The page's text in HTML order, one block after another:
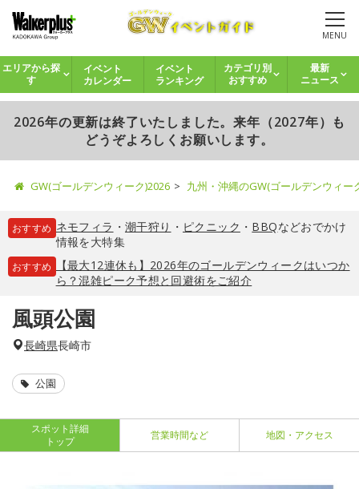
MENU
エリアから探
す
イベント
カレンダー
イベント
ランキング
カテゴリ別
おすすめ
最新
ニュース
2026年の更新は終了いたしました。来年（2027年）も
どうぞよろしくお願いします。
GW(ゴールデンウィーク)2026 九州・沖縄のGW(ゴールデンウィ
おすすめ ネモフィラ ・ 潮干狩り ・ ピクニック ・ BBQなどおでかけ
情報を大特集
おすすめ
【最大12連休も】2026年のゴールデンウィークはいつか
ら？混雑ピーク予想と回避術をご紹介
風頭公園
長崎県長崎市
公園
スポット詳細
トップ
営業時間など 地図・アクセス